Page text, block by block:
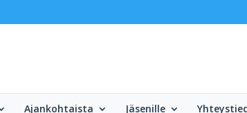
Ajankohtaista Jäsenille